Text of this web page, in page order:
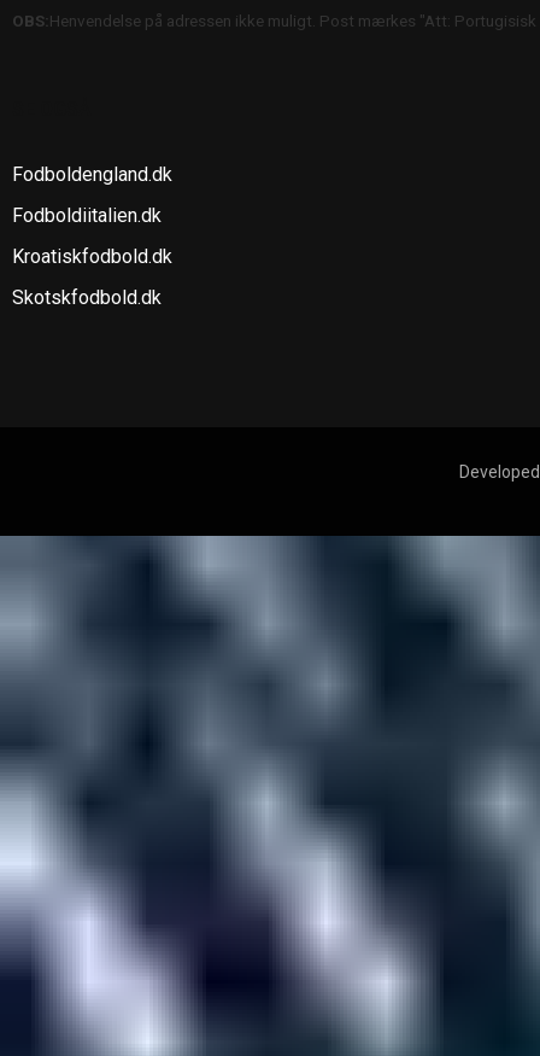
OBS:Henvendelse på adressen ikke muligt. Post mærkes "Att:
Fodboldengland.dk
Fodboldiitalien.dk
Kroatiskfodbold.dk
Skotskfodbold.dk